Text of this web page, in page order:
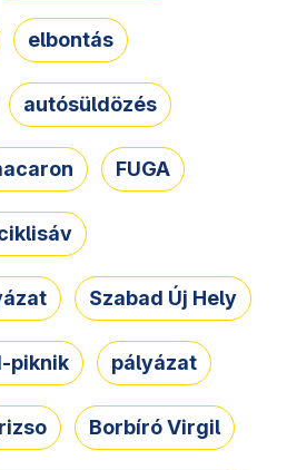
elbontás
autósüldözés
FUGA
Szabad Új Hely
piknik pályázat
Borbíró Virgil